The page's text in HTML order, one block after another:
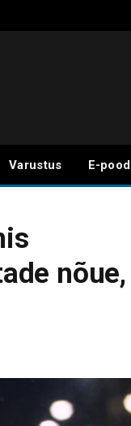
Varustus E-pood
nõue,